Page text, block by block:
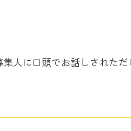
人に口頭でお話しされた